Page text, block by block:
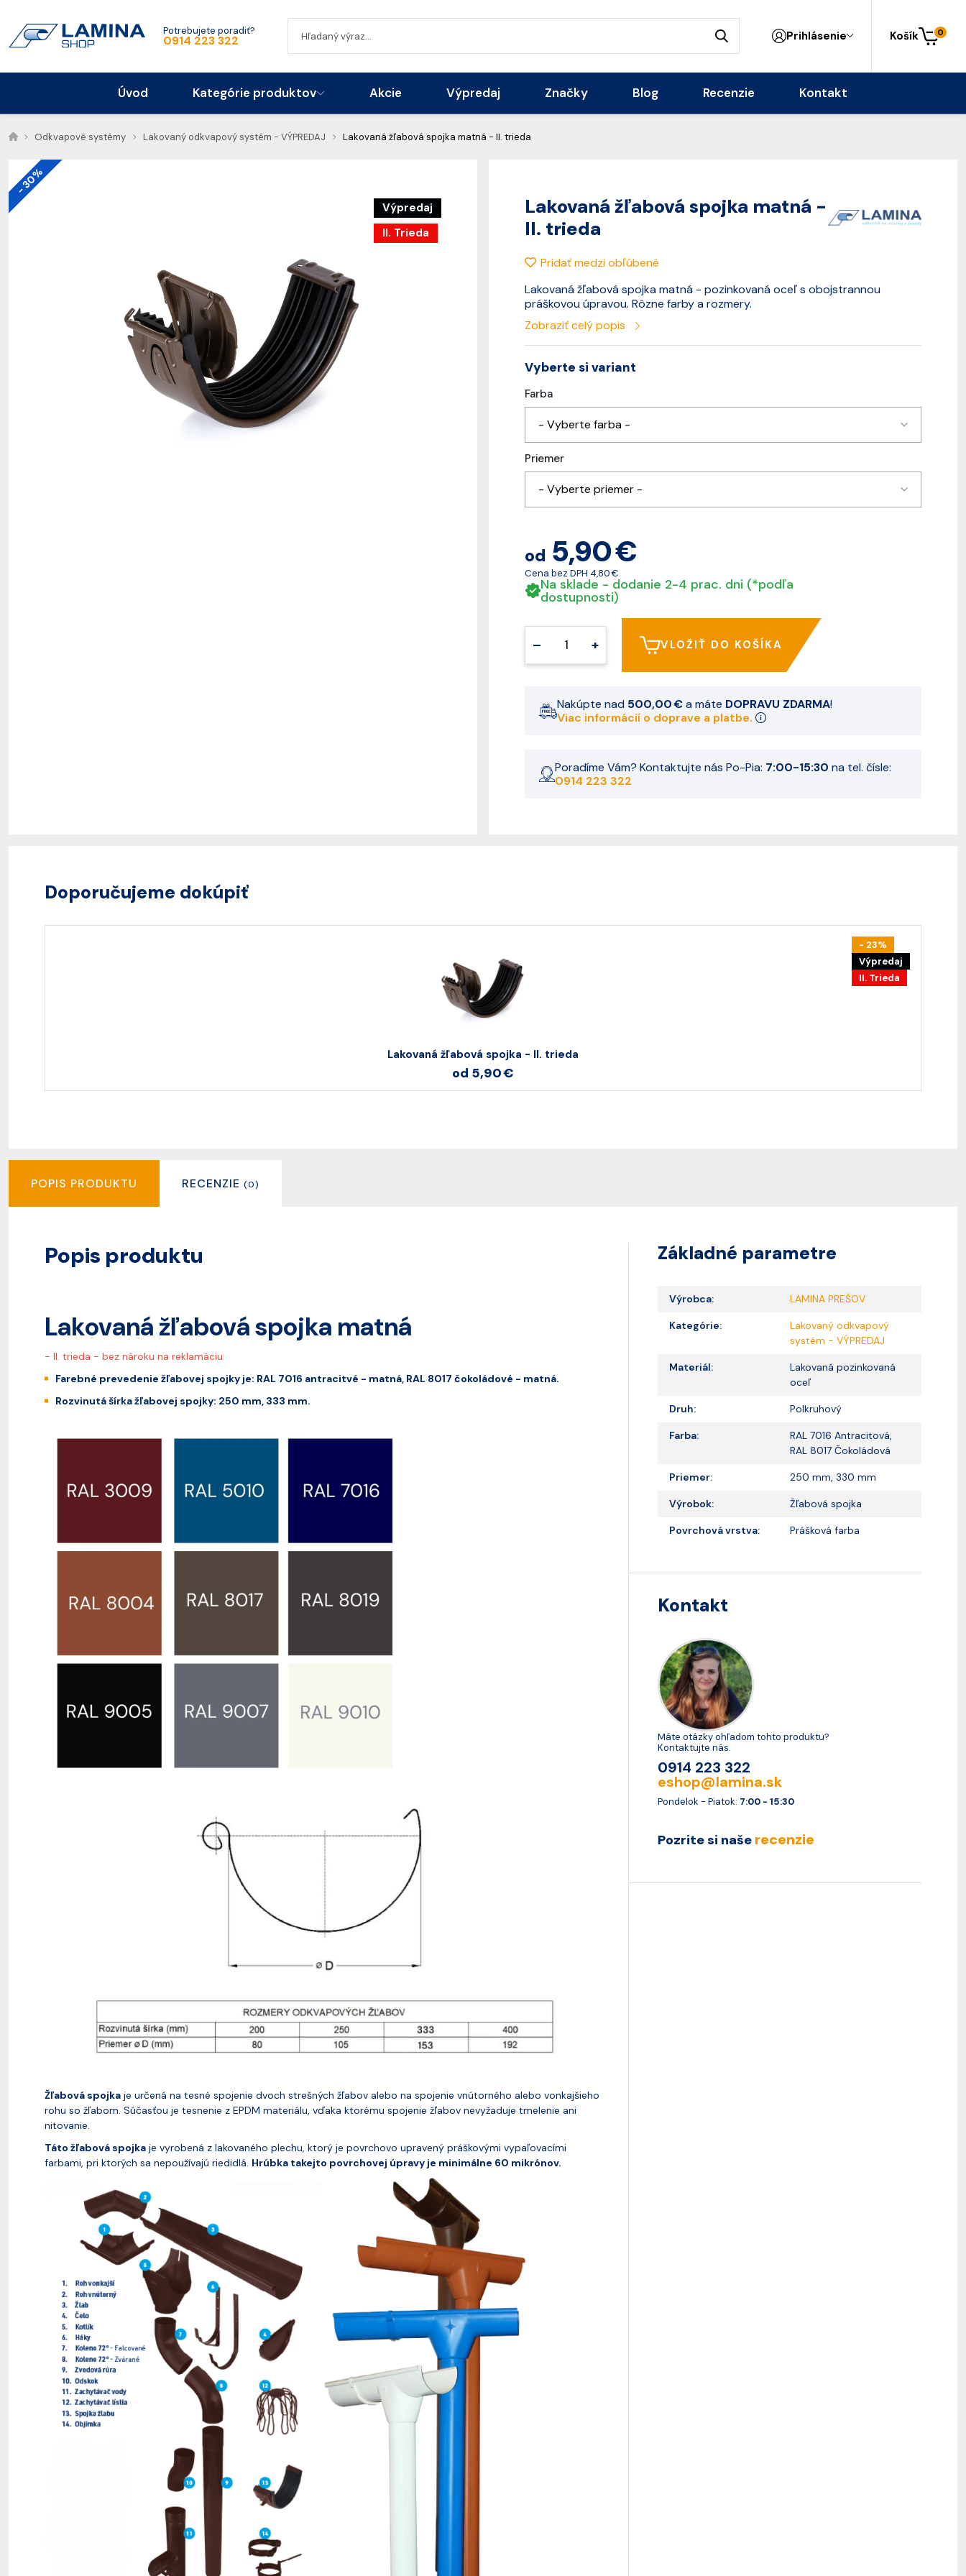
Potrebujete poradiť?
0914 223 322 Prihlásenie Košík 0
Úvod Kategórie produktov Akcie Výpredaj Značky Blog Recenzie Kontakt
Odkvapové systémy Lakovaný odkvapový systém - VÝPREDAJ Lakovaná žľabová spojka matná - II. trieda
- 30%
Výpredaj
II. Trieda
Lakovaná žľabová spojka matná -
II. trieda
Pridať medzi obľúbené
Lakovaná žľabová spojka matná - pozinkovaná oceľ s obojstrannou
práškovou úpravou. Rôzne farby a rozmery.
Zobraziť celý popis
Vyberte si variant
Farba
- Vyberte farba -
Priemer
- Vyberte priemer -
od 5,90 €
Cena bez DPH 4,80 €
Na sklade - dodanie 2-4 prac. dni (*podľa
dostupnosti)
– + VLOŽIŤ DO KOŠÍKA
Nakúpte nad 500,00 €a máte DOPRAVU ZDARMA!
Viac informácií o doprave a platbe.
Poradíme Vám? Kontaktujte nás Po-Pia: 7:00-15:30 na tel. čísle:
0914 223 322
Doporučujeme dokúpiť
- 23%
Výpredaj
II. Trieda
Lakovaná žľabová spojka - II. trieda
od 5,90 €
POPIS PRODUKTU RECENZIE (0)
Popis produktu
Lakovaná žľabová spojka matná
- II. trieda - bez nároku na reklamáciu
Farebné prevedenie žľabovej spojky je: RAL 7016 antracitvé - matná, RAL 8017 čokoládové - matná.
Rozvinutá šírka žľabovej spojky: 250 mm, 333 mm.
Žľabová spojka je určená na tesné spojenie dvoch strešných žľabov alebo na spojenie vnútorného alebo vonkajšieho
rohu so žľabom. Súčasťou je tesnenie z EPDM materiálu, vďaka ktorému spojenie žľabov nevyžaduje tmelenie ani
nitovanie.
Táto žľabová spojka je vyrobená z lakovaného plechu, ktorý je povrchovo upravený práškovými vypaľovacími
farbami, pri ktorých sa nepoužívajú riedidlá. Hrúbka takejto povrchovej úpravy je minimálne 60 mikrónov.
Základné parametre
Výrobca: LAMINA PREŠOV
Kategórie:
Lakovaný odkvapový
systém - VÝPREDAJ
Materiál:
Lakovaná pozinkovaná
oceľ
Druh: Polkruhový
Farba:
RAL 7016 Antracitová,
RAL 8017 Čokoládová
Priemer: 250 mm, 330 mm
Výrobok: Žľabová spojka
Povrchová vrstva: Prášková farba
Kontakt
Máte otázky ohľadom tohto produktu?
Kontaktujte nás.
0914 223 322
eshop@lamina.sk
Pondelok - Piatok: 7:00 - 15:30
Pozrite si naše recenzie